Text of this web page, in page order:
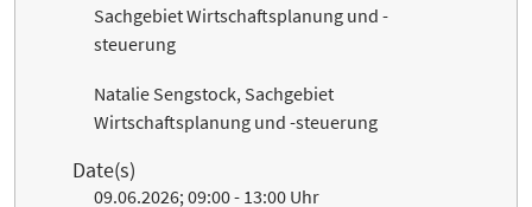
Sachgebiet Wirtschaftsplanung und -
steuerung
Natalie Sengstock, Sachgebiet
Wirtschaftsplanung und -steuerung
Date(s)
09.06.2026; 09:00 - 13:00 Uhr